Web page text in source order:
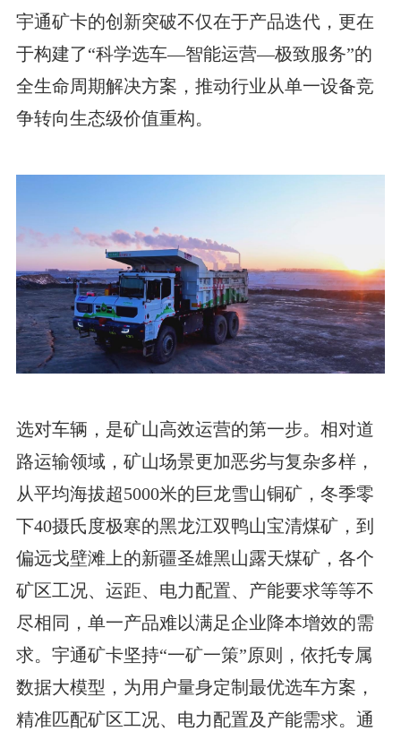
宇通矿卡的创新突破不仅在于产品迭代，更在
于构建了“科学选车—智能运营—极致服务”的
全生命周期解决方案，推动行业从单一设备竞
争转向生态级价值重构。
选对车辆，是矿山高效运营的第一步。相对道
路运输领域，矿山场景更加恶劣与复杂多样，
从平均海拔超5000米的巨龙雪山铜矿，冬季零
下40摄氏度极寒的黑龙江双鸭山宝清煤矿，到
偏远戈壁滩上的新疆圣雄黑山露天煤矿，各个
矿区工况、运距、电力配置、产能要求等等不
尽相同，单一产品难以满足企业降本增效的需
求。宇通矿卡坚持“一矿一策”原则，依托专属
数据大模型，为用户量身定制最优选车方案，
精准匹配矿区工况、电力配置及产能需求。通